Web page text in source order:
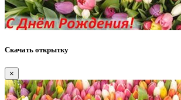
Скачать открытку
×